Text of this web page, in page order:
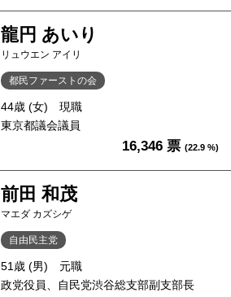
龍円 あいり
リュウエン アイリ
都民ファーストの会
44歳 (女)
現職
東京都議会議員
16,346 票 (22.9 %)
前田 和茂
マエダ カズシゲ
自由民主党
51歳 (男)
元職
政党役員、自民党渋谷総支部副支部長